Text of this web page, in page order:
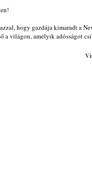
hogy gazdája kimaradt a
a világon, amelyik adósságot